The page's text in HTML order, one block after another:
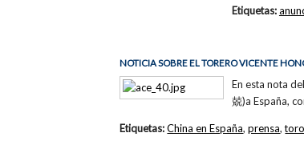
Etiquetas:
NOTICIA SOBRE EL TORERO VICENTE
En esta nota
兢)a España,
Etiquetas:China en España,prensa,